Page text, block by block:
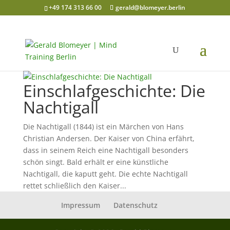
+49 174 313 66 00 gerald@blomeyer.berlin
Einschlafgeschichte: Die
Nachtigall
Die Nachtigall (1844) ist ein Märchen von Hans
Christian Andersen. Der Kaiser von China erfährt,
dass in seinem Reich eine Nachtigall besonders
schön singt. Bald erhält er eine künstliche
Nachtigall, die kaputt geht. Die echte Nachtigall
rettet schließlich den Kaiser...
Impressum
Datenschutz